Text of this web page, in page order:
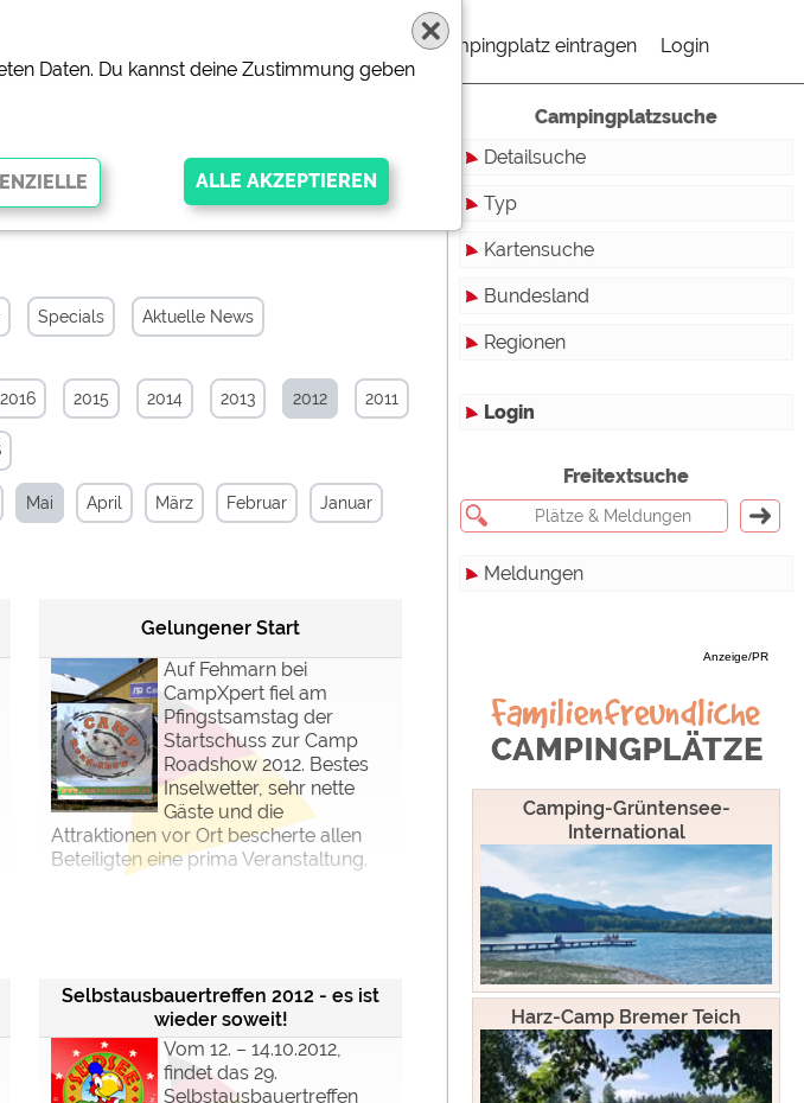
Campingplatz eintragen Login
Specials Aktuelle News
2016 2015 2014 2013 2012 2011
Mai April März Februar Januar
Gelungener Start
Auf Fehmarn bei
CampXpert fiel am
Pfingstsamstag der
Startschuss zur Camp
Roadshow 2012. Bestes
Inselwetter, sehr nette
Gäste und die
Attraktionen vor Ort bescherte allen
Beteiligten eine prima Veranstaltung.
Selbstausbauertreffen 2012 - es ist
wieder soweit!
Vom 12. – 14.10.2012,
findet das 29.
Selbstausbauertreffen
Campingplatzsuche
Detailsuche
Typ
Touristikstellplätze
Dauerstellplätze
Reisemobilstellplätze
Bungalows
Ferienwohnungen
Zimmer
Miet-Wohnwagen
Miet-Zelte
Kartensuche
Bundesland
Baden-Württemberg
Brandenburg
Bremen
Hamburg
Mecklenburg-Vorpommern
Niedersachsen
Nordrhein-Westfalen
Rheinland-Pfalz
Saarland
Sachsen
Sachsen-Anhalt
Schleswig-Holstein
Thüringen
Regionen
Login
Freitextsuche
Meldungen
Campingplätze
Camping & Caravan
Sonstiges
Specials
Archiv
Anzeige/PR
Camping-Grüntensee-
International
Harz-Camp Bremer Teich
Daten. Du kannst deine Zustimmung geben
der Website
https://policies.google.com/privacy
siehe Datenschutzerklärung des jeweiligen Anbieters
https://policies.google.com/privacy
https://policies.google.com/privacy
https://policies.google.com/privacy
https://policies.google.com/privacy
https://policies.google.com/privacy
über "COOKIES" geändert werden!